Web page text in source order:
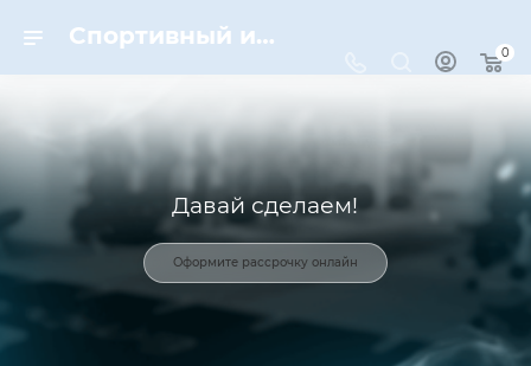
Спортивный инвентарь и оборудование для спорта в Москве | Dynamic-Sport
0
Давай сделаем!
Оформите рассрочку онлайн